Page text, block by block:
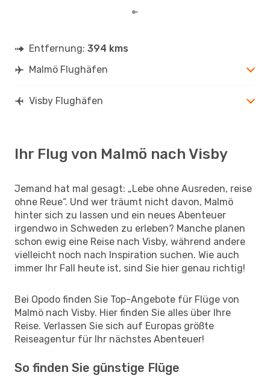
Entfernung: 394 kms
Malmö Flughäfen
Visby Flughäfen
Ihr Flug von Malmö nach Visby
Jemand hat mal gesagt: „Lebe ohne Ausreden, reise
ohne Reue“. Und wer träumt nicht davon, Malmö
hinter sich zu lassen und ein neues Abenteuer
irgendwo in Schweden zu erleben? Manche planen
schon ewig eine Reise nach Visby, während andere
vielleicht noch nach Inspiration suchen. Wie auch
immer Ihr Fall heute ist, sind Sie hier genau richtig!
Bei Opodo finden Sie Top-Angebote für Flüge von
Malmö nach Visby. Hier finden Sie alles über Ihre
Reise. Verlassen Sie sich auf Europas größte
Reiseagentur für Ihr nächstes Abenteuer!
So finden Sie günstige Flüge